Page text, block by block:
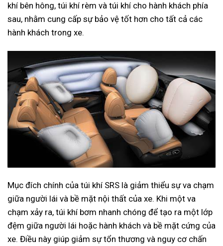
khí bên hông, túi khí rèm và túi khí cho hành khách phía
sau, nhằm cung cấp sự bảo vệ tốt hơn cho tất cả các
hành khách trong xe.
Mục đích chính của túi khí SRS là giảm thiểu sự va chạm
giữa người lái và bề mặt nội thất của xe. Khi một va
chạm xảy ra, túi khí bơm nhanh chóng để tạo ra một lớp
đệm giữa người lái hoặc hành khách và bề mặt cứng của
xe. Điều này giúp giảm sự tổn thương và nguy cơ chấn